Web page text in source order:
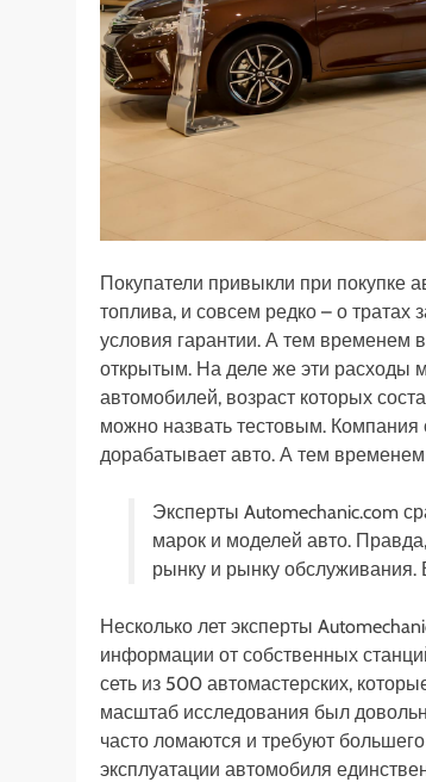
Покупатели привыкли при покупке
топлива, и совсем редко – о тратах
условия гарантии. А тем временем
открытым. На деле же эти расходы
автомобилей, возраст которых
можно назвать тестовым.
дорабатывает авто. А тем
Эксперты Automechanic.com
марок и моделей авто.
рынку и рынку обслуживания.
Несколько лет эксперты
информации от собственных
сеть из 500 автомастерских,
масштаб исследования был
часто ломаются и требуют
эксплуатации автомобиля